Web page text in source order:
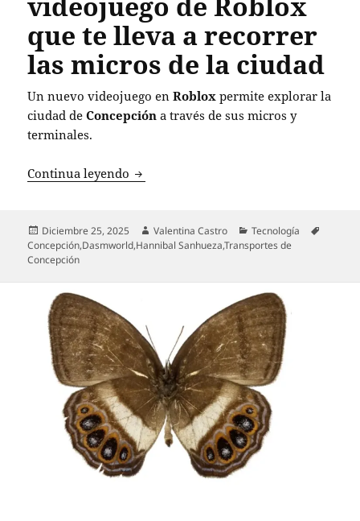
que te lleva a recorrer
las micros de la ciudad
Un nuevo videojuego enRoblox permite explorar la
ciudad deConcepción a través de sus micros y
terminales.
Continua leyendo Descubre ‘Transportes de
Publicado
el
Diciembre 25, 2025 Autor
Valentina Castro Categorías
Tecnología
Concepción,Dasmworld,Hannibal Sanhueza,Transportes de
Concepción